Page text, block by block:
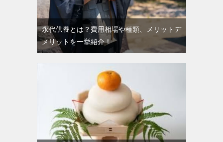
永代供養とは？費用相場や種類、メリットデ
メリットを一挙紹介！